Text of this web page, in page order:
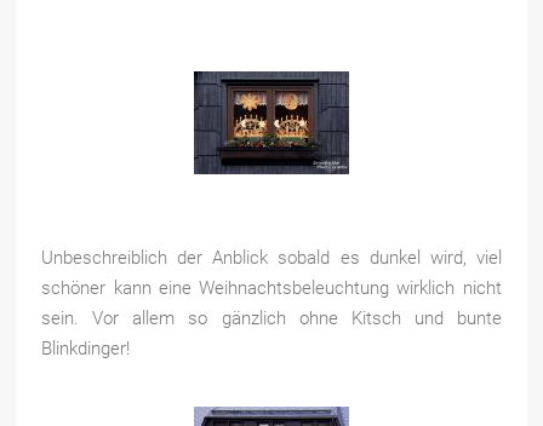
Unbeschreiblich der Anblick sobald es dunkel wird, viel
schöner kann eine Weihnachtsbeleuchtung wirklich nicht
sein. Vor allem so gänzlich ohne Kitsch und bunte
Blinkdinger!